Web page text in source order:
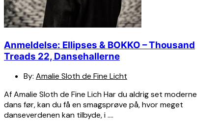
Anmeldelse: Ellipses & BOKKO – Thousand
Treads 22, Dansehallerne
By: Amalie Sloth de Fine Licht
Af Amalie Sloth de Fine Lich Har du aldrig set moderne
dans før, kan du få en smagsprøve på, hvor meget
danseverdenen kan tilbyde, i ….